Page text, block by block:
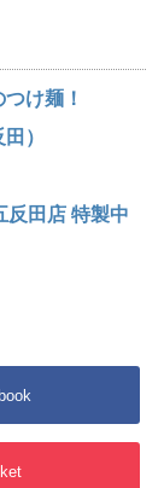
け麺！
）
反田店 特製中